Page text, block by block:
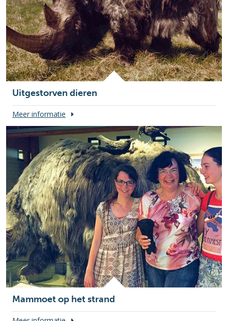
Uitgestorven dieren
Meer informatie
Mammoet op het strand